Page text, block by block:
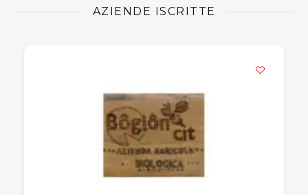
AZIENDE ISCRITTE